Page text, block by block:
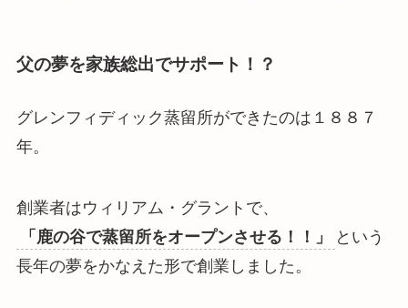
父の夢を家族総出でサポート！？
グレンフィディック蒸留所ができたのは１８８７
年。
創業者はウィリアム・グラントで、
「鹿の谷で蒸留所をオープンさせる！！」
という
長年の夢をかなえた形で創業しました。